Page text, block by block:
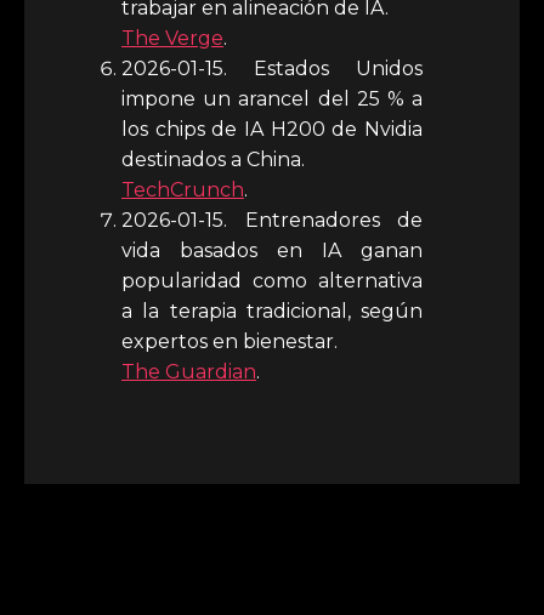
trabajar en alineación de IA.
The Verge.
2026-01-15. Estados Unidos
impone un arancel del 25 % a
los chips de IA H200 de Nvidia
destinados a China.
TechCrunch.
2026-01-15. Entrenadores de
vida basados en IA ganan
popularidad como alternativa
a la terapia tradicional, según
expertos en bienestar.
The Guardian.